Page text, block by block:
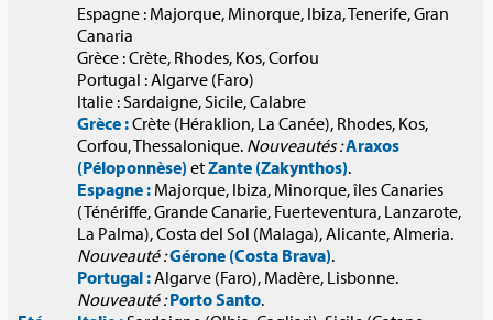
Espagne : Majorque, Minorque, Ibiza, Tenerife, Gran
Canaria
Grèce : Crète, Rhodes, Kos, Corfou
Portugal : Algarve (Faro)
Italie : Sardaigne, Sicile, Calabre
Grèce :Crète (Héraklion, La Canée), Rhodes, Kos,
Corfou, Thessalonique. Nouveautés :Araxos
(Péloponnèse) etZante (Zakynthos).
Espagne : Majorque, Ibiza, Minorque, îles Canaries
(Ténériffe, Grande Canarie, Fuerteventura, Lanzarote,
La Palma), Costa del Sol (Malaga), Alicante, Almeria.
Nouveauté :Gérone (Costa Brava).
Portugal :Algarve (Faro), Madère, Lisbonne.
Nouveauté :Porto Santo.